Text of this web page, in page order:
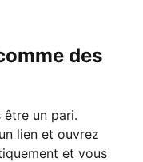
des
être un pari.
lien et ouvrez
et vous